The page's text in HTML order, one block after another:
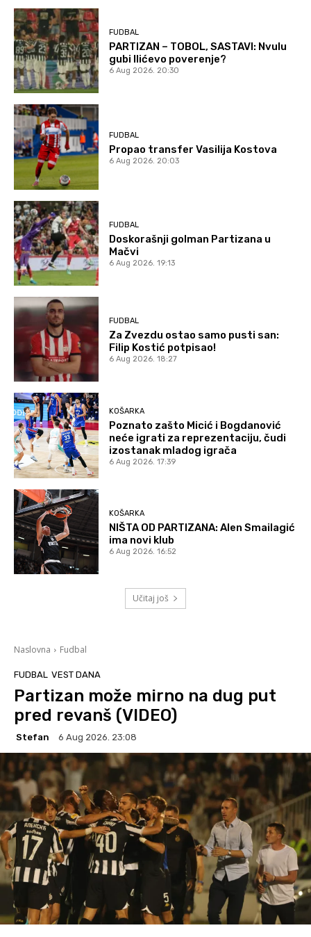
FUDBAL
PARTIZAN – TOBOL, SASTAVI: Nvulu
gubi Ilićevo poverenje?
6 Aug 2026. 20:30
FUDBAL
Propao transfer Vasilija Kostova
6 Aug 2026. 20:03
FUDBAL
Doskorašnji golman Partizana u
Mačvi
6 Aug 2026. 19:13
FUDBAL
Za Zvezdu ostao samo pusti san:
Filip Kostić potpisao!
6 Aug 2026. 18:27
KOŠARKA
Poznato zašto Micić i Bogdanović
neće igrati za reprezentaciju, čudi
izostanak mladog igrača
6 Aug 2026. 17:39
KOŠARKA
NIŠTA OD PARTIZANA: Alen Smailagić
ima novi klub
6 Aug 2026. 16:52
Učitaj još